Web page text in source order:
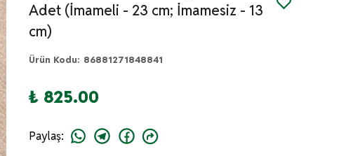
Adet (İmameli - 23 cm; İmamesiz - 13
cm)
Ürün Kodu: 86881271848841
₺ 825.00
Paylaş: